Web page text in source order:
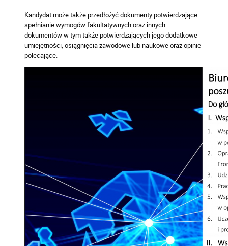
Kandydat może także przedłożyć dokumenty potwierdzające
spełnianie wymogów fakultatywnych oraz innych
dokumentów w tym także potwierdzających jego dodatkowe
umiejętności, osiągnięcia zawodowe lub naukowe oraz opinie
polecające.